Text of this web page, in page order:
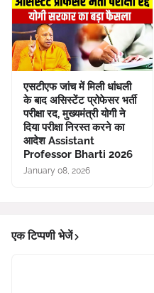
एसटीएफ जांच में मिली धांधली
के बाद असिस्टेंट प्रोफेसर भर्ती
परीक्षा रद, मुख्यमंत्री योगी ने
दिया परीक्षा निरस्त करने का
आदेश Assistant
Professor Bharti 2026
January 08, 2026
एक टिप्पणी भेजें